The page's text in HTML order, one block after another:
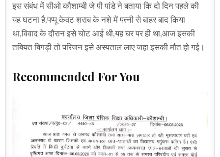
इस संबंध में सीओ कौशाम्बी जे पी पांडे ने बताया कि दो दिन पहले की
यह घटना है,पप्पू केवट शराब के नशे में पत्नी से बाहर बाद किया
था,विवाद के दौरान इसे चोट आई थी,यह घर पर ही था,आज इसकी
तबियत बिगड़ी तो परिजन इसे अस्पताल लाए जहा इसकी मौत हो गई।
Recommended For You